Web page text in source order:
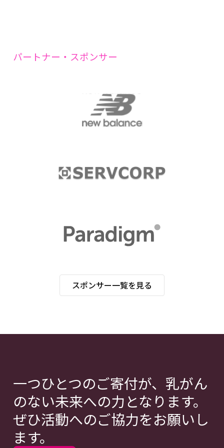
パートナー・スポンサー
スポンサー一覧を見る
一つひとつのご寄付が、乳がん
のない未来への力となります。
ぜひ活動へのご協力をお願いし
ます。